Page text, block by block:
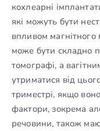
кохлеарні
які можуть бути
впливом
може бути складно
томографі, а
утриматися від
триместрі, якщо
фактори, зокрема
речовини, також